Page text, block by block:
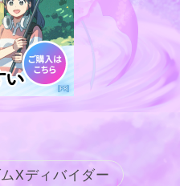
Xディバイダー